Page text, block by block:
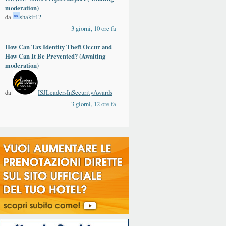
moderation)
da
shakir12
3 giorni, 10 ore fa
How Can Tax Identity Theft Occur and
How Can It Be Prevented? (Awaiting
moderation)
da
ISJLeadersInSecurityAwards
3 giorni, 12 ore fa